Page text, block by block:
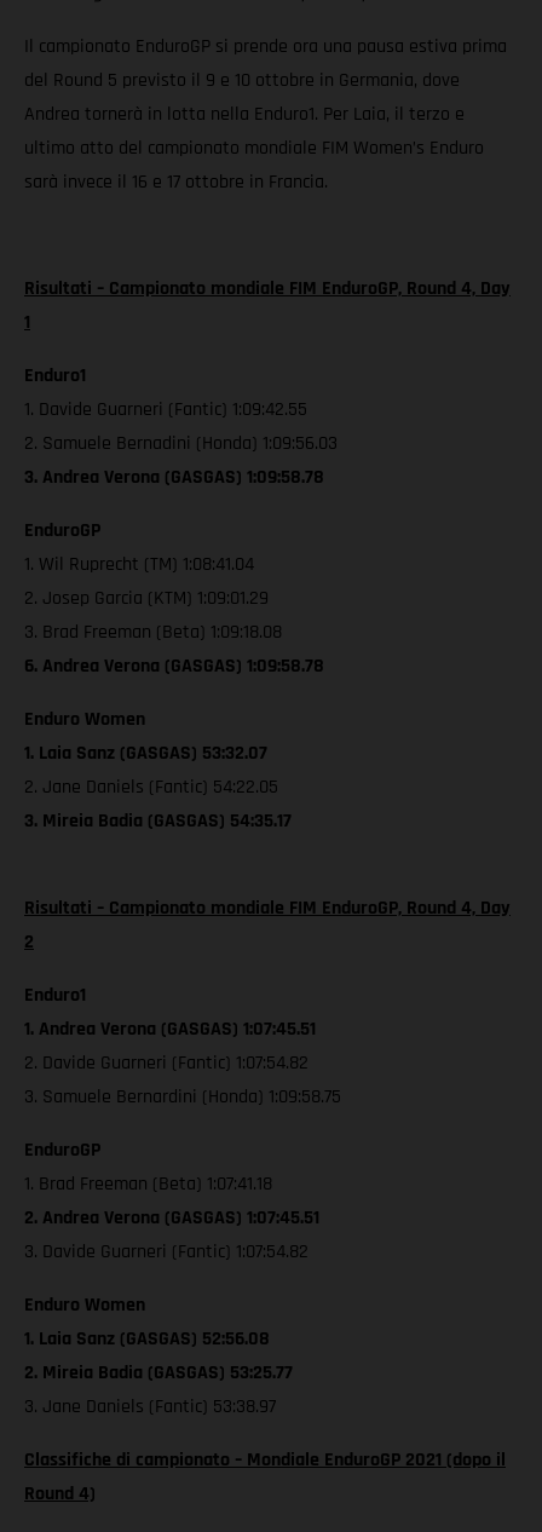
Il campionato EnduroGP si prende ora una pausa estiva prima
del Round 5 previsto il 9 e 10 ottobre in Germania, dove
Andrea tornerà in lotta nella Enduro1. Per Laia, il terzo e
ultimo atto del campionato mondiale FIM Women’s Enduro
sarà invece il 16 e 17 ottobre in Francia.
Risultati – Campionato mondiale FIM EnduroGP, Round 4, Day
1
Enduro1
1. Davide Guarneri (Fantic) 1:09:42.55
2. Samuele Bernadini (Honda) 1:09:56.03
3. Andrea Verona (GASGAS) 1:09:58.78
EnduroGP
1. Wil Ruprecht (TM) 1:08:41.04
2. Josep Garcia (KTM) 1:09:01.29
3. Brad Freeman (Beta) 1:09:18.08
6. Andrea Verona (GASGAS) 1:09:58.78
Enduro Women
1. Laia Sanz (GASGAS) 53:32.07
2. Jane Daniels (Fantic) 54:22.05
3. Mireia Badia (GASGAS) 54:35.17
Risultati – Campionato mondiale FIM EnduroGP, Round 4, Day
2
Enduro1
1. Andrea Verona (GASGAS) 1:07:45.51
2. Davide Guarneri (Fantic) 1:07:54.82
3. Samuele Bernardini (Honda) 1:09:58.75
EnduroGP
1. Brad Freeman (Beta) 1:07:41.18
2. Andrea Verona (GASGAS) 1:07:45.51
3. Davide Guarneri (Fantic) 1:07:54.82
Enduro Women
1. Laia Sanz (GASGAS) 52:56.08
2. Mireia Badia (GASGAS) 53:25.77
3. Jane Daniels (Fantic) 53:38.97
Classifiche di campionato – Mondiale EnduroGP 2021 (dopo il
Round 4)